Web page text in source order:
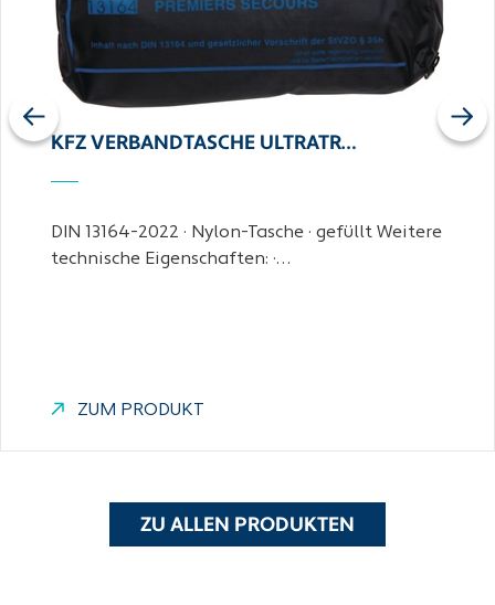
KFZ VERBANDTASCHE ULTRATR…
DIN 13164-2022 · Nylon-Tasche · gefüllt Weitere
technische Eigenschaften: ·…
ZUM PRODUKT
Previous Next
ZU ALLEN PRODUKTEN